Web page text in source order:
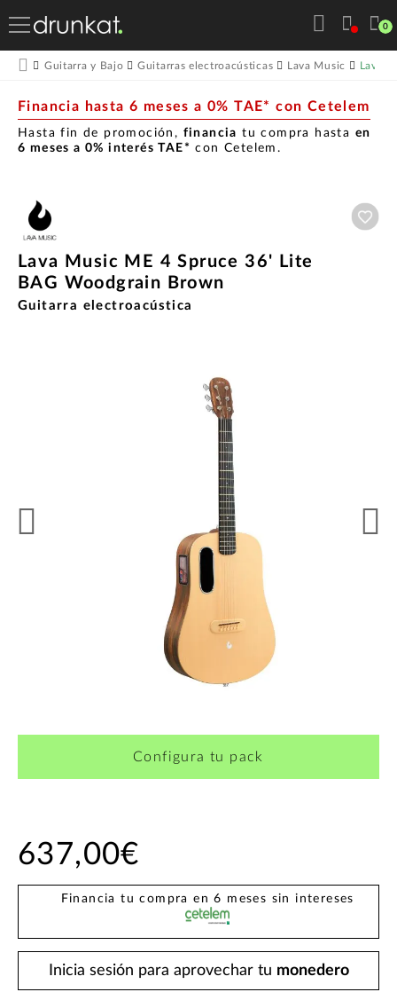
0
Guitarra y Bajo Guitarras electroacústicas Lava Music Lava
Financia hasta 6 meses a 0% TAE* con Cetelem
Hasta fin de promoción, financia tu compra hasta en
6 meses a 0% interés TAE* con Cetelem.
Lava Music ME 4 Spruce 36' Lite
BAG Woodgrain Brown
Guitarra electroacústica
Configura tu pack
637,00€
Financia tu compra en 6 meses sin intereses
Inicia sesión para aprovechar tu monedero